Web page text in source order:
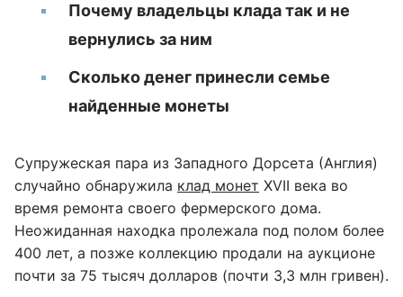
Почему владельцы клада так и не
вернулись за ним
Сколько денег принесли семье
найденные монеты
Супружеская пара из Западного Дорсета (Англия)
случайно обнаружила клад монет XVII века во
время ремонта своего фермерского дома.
Неожиданная находка пролежала под полом более
400 лет, а позже коллекцию продали на аукционе
почти за 75 тысяч долларов (почти 3,3 млн гривен).